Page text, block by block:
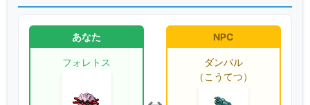
あなた
フォレトス
NPC
ダンバル
（こうてつ）